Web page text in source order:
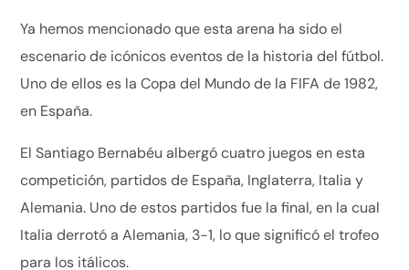
Ya hemos mencionado que esta arena ha sido el
escenario de icónicos eventos de la historia del fútbol.
Uno de ellos es la Copa del Mundo de la FIFA de 1982,
en España.
El Santiago Bernabéu albergó cuatro juegos en esta
competición, partidos de España, Inglaterra, Italia y
Alemania. Uno de estos partidos fue la final, en la cual
Italia derrotó a Alemania, 3-1, lo que significó el trofeo
para los itálicos.